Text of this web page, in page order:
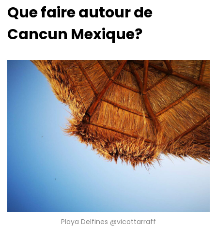
Que faire autour de
Cancun Mexique?
Playa Delfines @vicottarraff